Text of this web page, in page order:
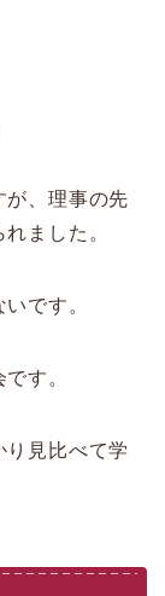
が、理事の先
ました。
です。
す。
見比べて学